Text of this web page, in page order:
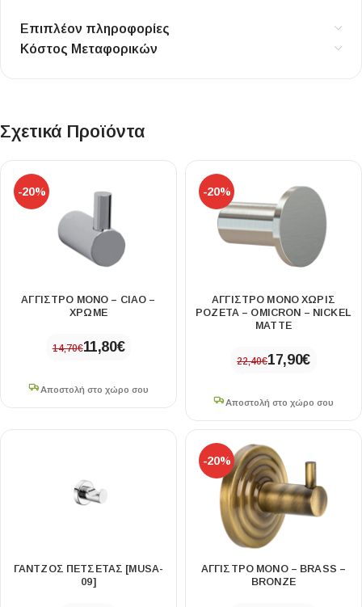
Επιπλέον πληροφορίες
Κόστος Μεταφορικών
Σχετικά Προϊόντα
-20%
ΑΓΓΙΣΤΡΟ ΜΟΝΟ – CIAO –
ΧΡΩΜΕ
14,70€11,80€
Αποστολή στο χώρο σου
-20%
ΑΓΓΙΣΤΡΟ ΜΟΝΟ ΧΩΡΙΣ
ΡΟΖΕΤΑ – OMICRON – NICKEL
MATTE
22,40€17,90€
Αποστολή στο χώρο σου
ΓΑΝΤΖΟΣ ΠΕΤΣΕΤΑΣ [MUSA-
09]
-20%
ΑΓΓΙΣΤΡΟ ΜΟΝΟ – BRASS –
BRONZE